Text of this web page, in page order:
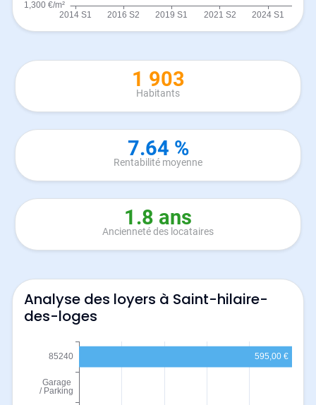
1 903
Habitants
7.64 %
Rentabilité moyenne
1.8 ans
Ancienneté des locataires
Analyse des loyers à Saint-hilaire-
des-loges